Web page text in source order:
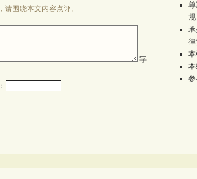
围绕本文内容点评。
字
规